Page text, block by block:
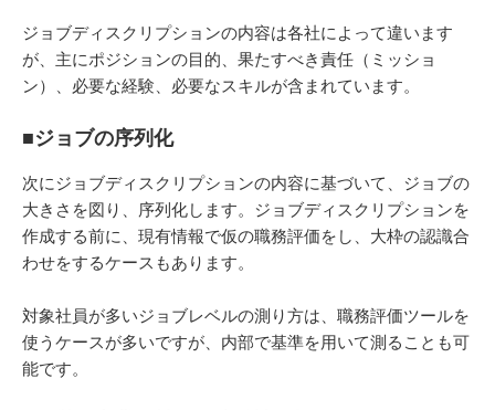
ジョブディスクリプションの内容は各社によって違います
が、主にポジションの目的、果たすべき責任（ミッショ
ン）、必要な経験、必要なスキルが含まれています。
■ジョブの序列化
次にジョブディスクリプションの内容に基づいて、ジョブの
大きさを図り、序列化します。ジョブディスクリプションを
作成する前に、現有情報で仮の職務評価をし、大枠の認識合
わせをするケースもあります。
対象社員が多いジョブレベルの測り方は、職務評価ツールを
使うケースが多いですが、内部で基準を用いて測ることも可
能です。